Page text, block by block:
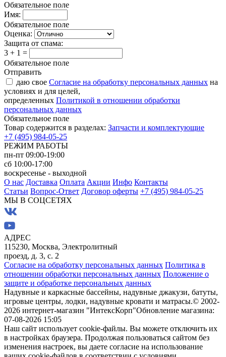
Обязательное поле
Имя:
Обязательное поле
Оценка:
Защита от спама:
3 + 1 =
Обязательное поле
Отправить
даю свое Согласие на обработку персональных данных на
условиях и для целей,
определенных Политикой в отношении обработки
персональных данных
Обязательное поле
Товар содержится в разделах: Запчасти и комплектующие
+7 (495) 984-05-25
РЕЖИМ РАБОТЫ
пн-пт 09:00-19:00
сб 10:00-17:00
воскресенье - выходной
О нас Доставка Оплата Акции Инфо Контакты
Статьи Вопрос-Ответ Договор оферты +7 (495) 984-05-25
МЫ В СОЦСЕТЯХ
АДРЕС
115230, Москва, Электролитный
проезд, д. 3, с. 2
Согласие на обработку персональных данных Политика в
отношении обработки персональных данных Положение о
защите и обработке персональных данных
Надувные и каркасные бассейны, надувные джакузи, батуты,
игровые центры, лодки, надувные кровати и матрасы.© 2002-
2026 интернет-магазин "ИнтексКорп"Обновление магазина:
07-08-2026 15:05
Наш сайт использует cookie-файлы. Вы можете отключить их
в настройках браузера. Продолжая пользоваться сайтом без
изменения настроек, вы даете согласие на использование